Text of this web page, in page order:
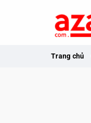
Trang chủ